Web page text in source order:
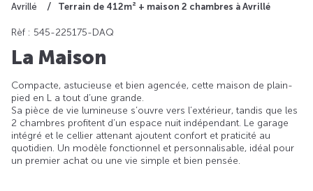
Avrillé
Terrain de 412m² + maison 2 chambres à Avrillé
Rèf : 545-225175-DAQ
La Maison
Compacte, astucieuse et bien agencée, cette maison de plain-
pied en L a tout d’une grande.
Sa pièce de vie lumineuse s’ouvre vers l’extérieur, tandis que les
2 chambres profitent d’un espace nuit indépendant. Le garage
intégré et le cellier attenant ajoutent confort et praticité au
quotidien. Un modèle fonctionnel et personnalisable, idéal pour
un premier achat ou une vie simple et bien pensée.